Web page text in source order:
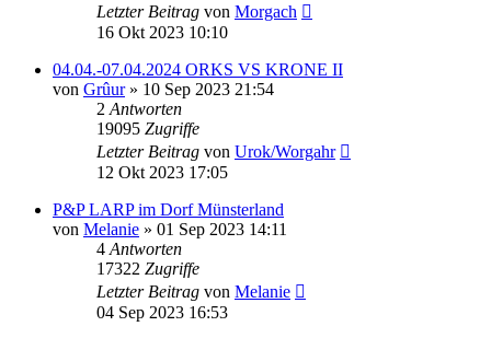
Letzter Beitrag von Morgach
16 Okt 2023 10:10
04.04.-07.04.2024 ORKS VS KRONE II
von Grûur» 10 Sep 2023 21:54
2 Antworten
19095 Zugriffe
Letzter Beitrag von Urok/Worgahr
12 Okt 2023 17:05
P&P LARP im Dorf Münsterland
von Melanie » 01 Sep 2023 14:11
4 Antworten
17322 Zugriffe
Letzter Beitrag von Melanie
04 Sep 2023 16:53